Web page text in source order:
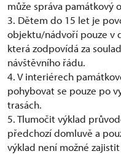
může správa památkový
3. Dětem do 15 let je
objektu/nádvoří pouze v
která zodpovídá za
návštěvního řádu.
4. V interiérech
pohybovat se pouze po
trasách.
5. Tlumočit výklad
předchozí domluvě a
výklad není možné